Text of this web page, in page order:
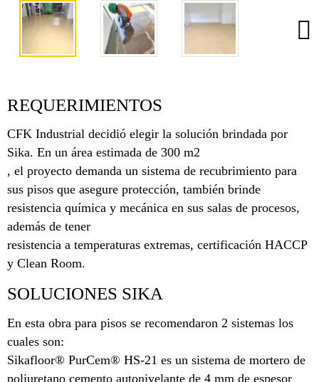
REQUERIMIENTOS
CFK Industrial decidió elegir la solución brindada por
Sika. En un área estimada de 300 m2
, el proyecto demanda un sistema de recubrimiento para
sus pisos que asegure protección, también brinde
resistencia química y mecánica en sus salas de procesos,
además de tener
resistencia a temperaturas extremas, certificación HACCP
y Clean Room.
SOLUCIONES SIKA
En esta obra para pisos se recomendaron 2 sistemas los
cuales son:
Sikafloor® PurCem® HS-21 es un sistema de mortero de
poliuretano cemento autonivelante de 4 mm de espesor